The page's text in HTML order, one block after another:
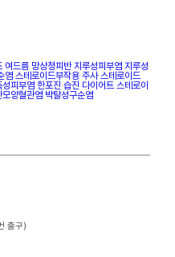
여드름 망상청피반 지루성피부염 지루성
염 스테로이드부작용 주사 스테로이드
성피부염 한포진 습진 다이어트 스테로이
모양혈관염 박탈성구순염
출구)